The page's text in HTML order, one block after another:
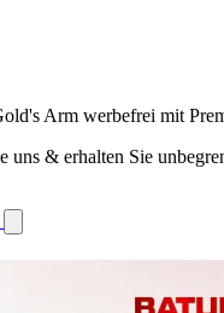
Arm werbefrei mit
uns & erhalten Sie